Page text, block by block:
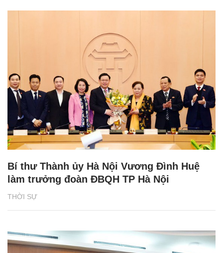
THỜI SỰ
Bí thư Thành ủy Hà Nội Vương Đình Huệ
làm trưởng đoàn ĐBQH TP Hà Nội